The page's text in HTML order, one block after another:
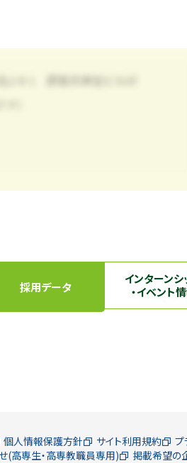
採用データ
インターンシ
・イベント
個人情報保護方針 サイト利用規約
プ
(高専生・高専教職員専用)
掲載希望の